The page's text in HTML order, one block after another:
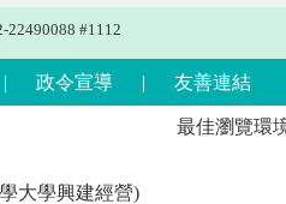
22490088 #1112
| 政令宣導 | 友善連結
最佳瀏覽環
大學興建經營)